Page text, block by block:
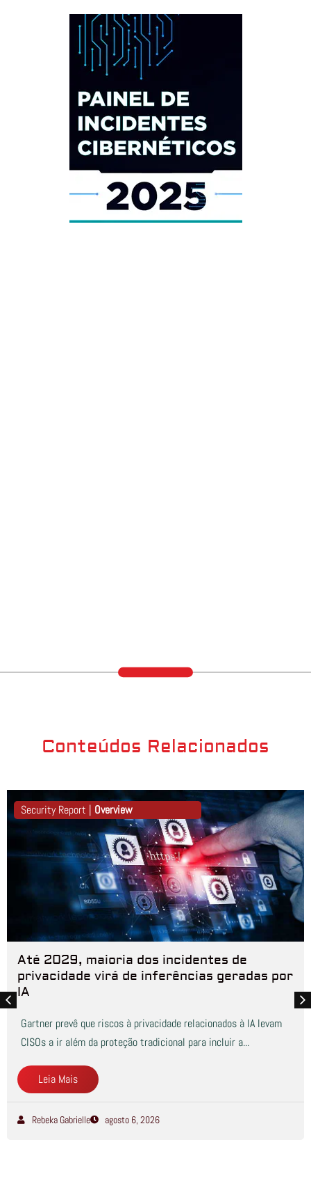
Conteúdos Relacionados
Security Report | Overview
Até 2029, maioria dos incidentes de
privacidade virá de inferências geradas por
IA
Gartner prevê que riscos à privacidade relacionados à IA levam
CISOs a ir além da proteção tradicional para incluir a...
Leia Mais
Rebeka Gabrielle agosto 6, 2026